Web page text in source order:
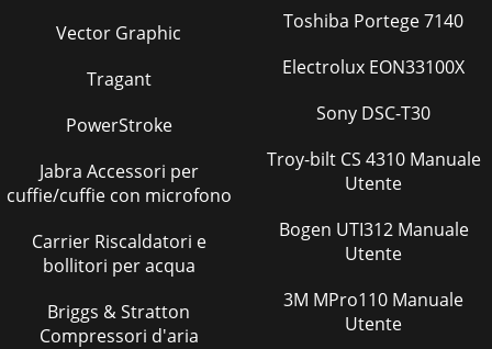
Vector Graphic
Tragant
PowerStroke
Jabra Accessori per
cuffie/cuffie con microfono
Carrier Riscaldatori e
bollitori per acqua
Briggs & Stratton
Compressori d'aria
Toshiba Portege 7140
Electrolux EON33100X
Sony DSC-T30
Troy-bilt CS 4310 Manuale
Utente
Bogen UTI312 Manuale
Utente
3M MPro110 Manuale
Utente